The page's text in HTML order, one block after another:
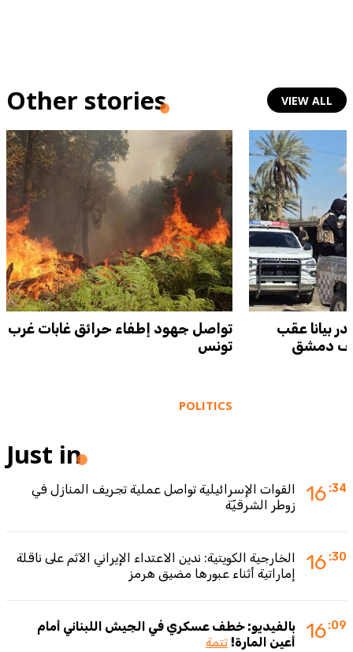
Other stories VIEW ALL
تواصل جهود إطفاء حرائق غابات غرب
تونس
POLITICS
بيانا عقب
دمشق
Just in
16 :34
القوات الإسرائيلية تواصل عملية تجريف المنازل في
زوطر الشرقيّة
16 :30
الخارجية الكويتية: ندين الاعتداء الإيراني الآثم على ناقلة
إماراتية أثناء عبورها مضيق هرمز
16:09
بالفيديو: خطف عسكري في الجيش اللبناني أمام
أعين المارة! تتمة